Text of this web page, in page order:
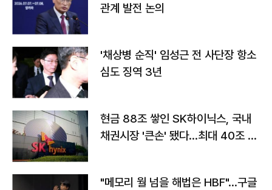
관계 발전 논의
'채상병 순직' 임성근 전 사단장 항소
심도 징역 3년
현금 88조 쌓인 SK하이닉스, 국내
채권시장 '큰손' 됐다…최대 40조 투
"메모리 월 넘을 해법은 HBF"…구글